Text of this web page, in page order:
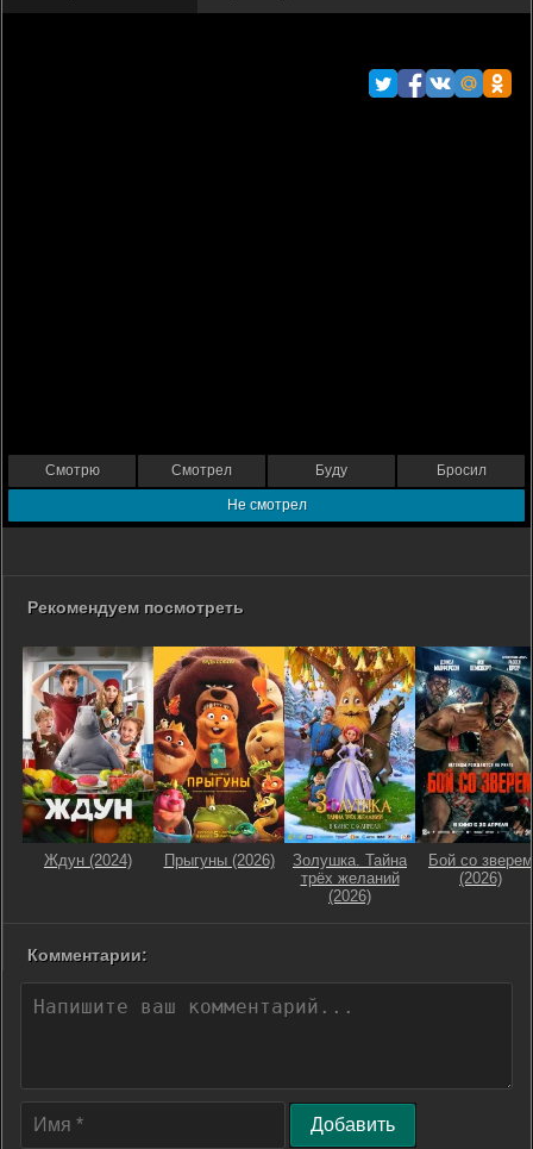
Смотрю Смотрел Буду Бросил
Не смотрел
Рекомендуем посмотреть
Ждун (2024) Прыгуны (2026)
Золушка. Тайна
трёх желаний
(2026)
Бой со зверем
(2026)
Комментарии:
Добавить